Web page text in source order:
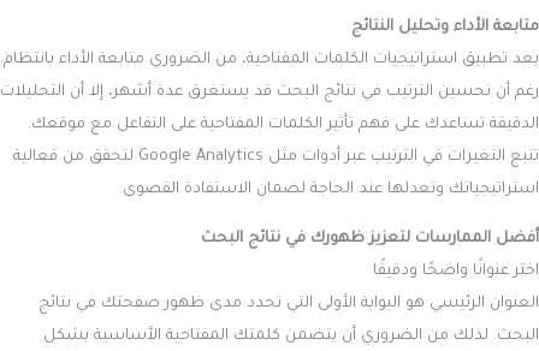
متابعة الأداء وتحليل النتائج
بعد تطبيق استراتيجيات الكلمات المفتاحية، من الضروري متابعة الأداء بانتظام.
رغم أن تحسين الترتيب في نتائج البحث قد يستغرق عدة أشهر، إلا أن التحليلات
الدقيقة تساعدك على فهم تأثير الكلمات المفتاحية على التفاعل مع موقعك.
تتبع التغيرات في الترتيب عبر أدوات مثل Google Analytics لتحقق من فعالية
استراتيجياتك وتعدلها عند الحاجة لضمان الاستفادة القصوى.
أفضل الممارسات لتعزيز ظهورك في نتائج البحث
اختر عنوانًا واضحًا ودقيقًا
العنوان الرئيسي هو البوابة الأولى التي تحدد مدى ظهور صفحتك في نتائج
البحث. لذلك من الضروري أن يتضمن كلمتك المفتاحية الأساسية بشكل